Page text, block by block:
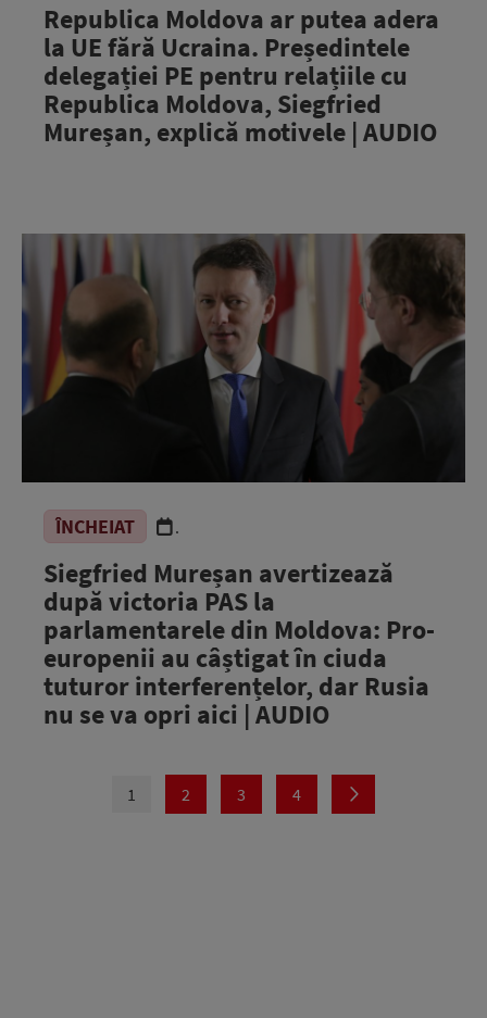
Republica Moldova ar putea adera
la UE fără Ucraina. Președintele
delegației PE pentru relațiile cu
Republica Moldova, Siegfried
Mureșan, explică motivele | AUDIO
ÎNCHEIAT .
Siegfried Mureșan avertizează
după victoria PAS la
parlamentarele din Moldova: Pro-
europenii au câștigat în ciuda
tuturor interferențelor, dar Rusia
nu se va opri aici | AUDIO
1 2 3 4